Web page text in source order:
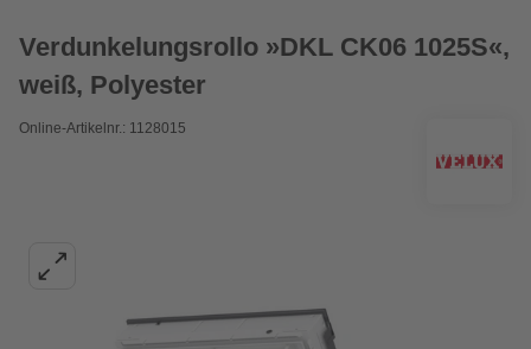
Verdunkelungsrollo »DKL CK06 1025S«,
weiß, Polyester
Online-Artikelnr.: 1128015